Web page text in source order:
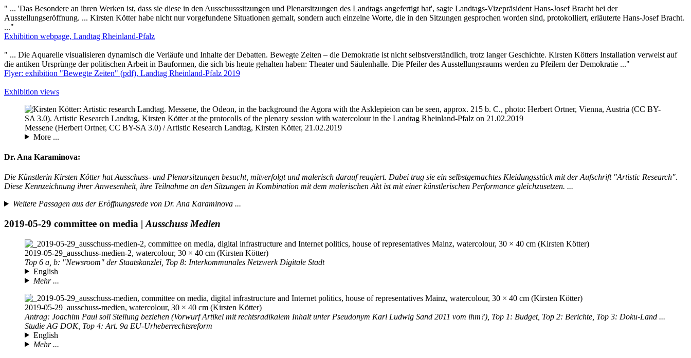
" ... 'Das Besondere an ihren Werken ist, dass sie diese in den Ausschusssitzungen und Plenarsitzungen des Landtags angefertigt hat', sagte Landtags-Vizepräsident Hans-Josef Bracht bei der
Ausstellungseröffnung. ... Kirsten Kötter habe nicht nur vorgefundene Situationen gemalt, sondern auch einzelne Worte, die in den Sitzungen gesprochen worden sind, protokolliert, erläuterte Hans-Josef Bracht.
..."
Exhibition webpage, Landtag Rheinland-Pfalz
" ... Die Aquarelle visualisieren dynamisch die Verläufe und Inhalte der Debatten. Bewegte Zeiten – die Demokratie ist nicht selbstverständlich, trotz langer Geschichte. Kirsten Kötters Installation verweist auf
die antiken Ursprünge der politischen Arbeit in Bauformen, die sich bis heute gehalten haben: Theater und Säulenhalle. Die Pfeiler des Ausstellungsraums werden zu Pfeilern der Demokratie ..."
Flyer: exhibition "Bewegte Zeiten" (pdf), Landtag Rheinland-Pfalz 2019
Exhibition views
Messene (Herbert Ortner, CC BY-SA 3.0) / Artistic Research Landtag, Kirsten Kötter, 21.02.2019
More ...
Dr. Ana Karaminova:
Die Künstlerin Kirsten Kötter hat Ausschuss- und Plenarsitzungen besucht, mitverfolgt und malerisch darauf reagiert. Dabei trug sie ein selbstgemachtes Kleidungsstück mit der Aufschrift "Artistic Research".
Diese Kennzeichnung ihrer Anwesenheit, ihre Teilnahme an den Sitzungen in Kombination mit dem malerischen Akt ist mit einer künstlerischen Performance gleichzusetzen. ...
Weitere Passagen aus der Eröffnungsrede von Dr. Ana Karaminova ...
2019-05-29 committee on media | Ausschuss Medien
2019-05-29 _ausschuss-medien-2, watercolour, 30 × 40 cm (Kirsten Kötter)
Top 6 a, b: "Newsroom" der Staatskanzlei, Top 8: Interkommunales Netzwerk Digitale Stadt
English
Mehr ...
2019-05-29 _ausschuss-medien, watercolour, 30 × 40 cm (Kirsten Kötter)
Antrag: Joachim Paul soll Stellung beziehen (Vorwurf Artikel mit rechtsradikalem Inhalt unter Pseudonym Karl Ludwig Sand 2011 vom ihm?), Top 1: Budget, Top 2: Berichte, Top 3: Doku-Land ...
Studie AG DOK, Top 4: Art. 9a EU-Urheberrechtsreform
English
Mehr ...